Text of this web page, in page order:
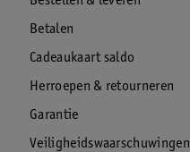
Betalen
Cadeaukaart saldo
Herroepen & retourneren
Garantie
Veiligheidswaarschuwingen